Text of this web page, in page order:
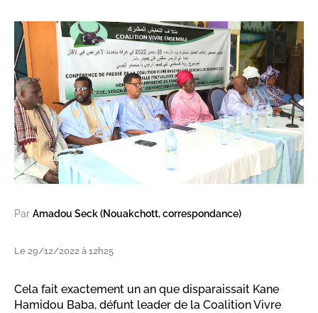
Par Amadou Seck (Nouakchott, correspondance)
Le 29/12/2022 à 12h25
Cela fait exactement un an que disparaissait Kane
Hamidou Baba, défunt leader de la Coalition Vivre